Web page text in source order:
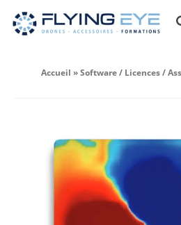
Accueil »Software / Licences /